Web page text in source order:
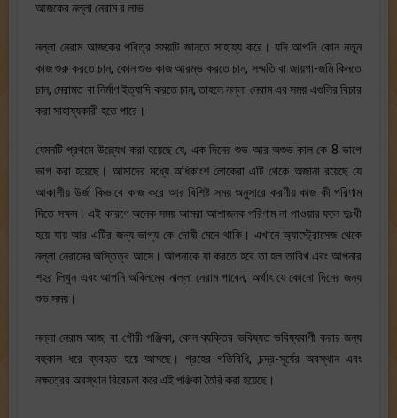
আজকের নল্লা নেরাম র লাভ
নল্লা নেরাম আজকের পবিত্র সময়টি জানতে সাহায্য করে। যদি আপনি কোন নতুন
কাজ শুরু করতে চান, কোন শুভ কাজ আরম্ভ করতে চান, সম্মতি বা জায়গা-জমি কিনতে
চান, মেরামত বা নির্মাণ ইত্যাদি করতে চান, তাহলে নল্লা নেরাম এর সময় এগুলির বিচার
করা সাহায্যকারী হতে পারে।
যেমনটি প্রথমে উল্ল্যেখ করা হয়েছে যে, এক দিনের শুভ আর অশুভ কাল কে 8 ভাগে
ভাগ করা হয়েছে। আমাদের মধ্যে অধিকাংশ লোকেরা এটি থেকে অজানা রয়েছে যে
আকাশীয় উর্জা কিভাবে কাজ করে আর বিশিষ্ট সময় অনুসারে করণীয় কাজ কী পরিণাম
দিতে সক্ষম। এই কারণে অনেক সময় আমরা আশাজনক পরিণাম না পাওয়ার ফলে দুঃখী
হয়ে যায় আর এটির জন্য ভাগ্য কে দোষী মেনে থাকি। এখানে অ্যাস্ট্রোসেজ থেকে
নল্লা নেরামের অস্তিত্ব আসে। আপনাকে যা করতে হবে তা হল তারিখ এবং আপনার
শহর লিখুন এবং আপনি অবিলম্বে নাল্লা নেরাম পাবেন, অর্থাৎ যে কোনো দিনের জন্য
শুভ সময়।
নল্লা নেরাম আজ, ​​বা গৌরী পঞ্জিকা, কোন ব্যক্তির ভবিষ্যত ভবিষ্যবাণী করার জন্য
বহুকাল ধরে ব্যবহৃত হয়ে আসছে। গ্রহের গতিবিধি, চন্দ্র-সূর্যের অবস্থান এবং
নক্ষত্রের অবস্থান বিবেচনা করে এই পঞ্জিকা তৈরি করা হয়েছে।